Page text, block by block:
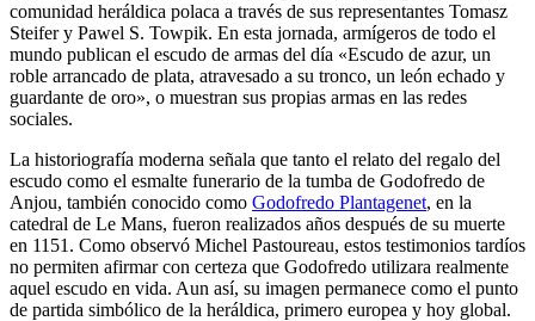
comunidad heráldica polaca a través de sus representantes Tomasz
Steifer y Pawel S. Towpik. En esta jornada, armígeros de todo el
mundo publican el escudo de armas del día «Escudo de azur, un
roble arrancado de plata, atravesado a su tronco, un león echado y
guardante de oro», o muestran sus propias armas en las redes
sociales.
La historiografía moderna señala que tanto el relato del regalo del
escudo como el esmalte funerario de la tumba de Godofredo de
Anjou, también conocido como Godofredo Plantagenet, en la
catedral de Le Mans, fueron realizados años después de su muerte
en 1151. Como observó Michel Pastoureau, estos testimonios tardíos
no permiten afirmar con certeza que Godofredo utilizara realmente
aquel escudo en vida. Aun así, su imagen permanece como el punto
de partida simbólico de la heráldica, primero europea y hoy global.